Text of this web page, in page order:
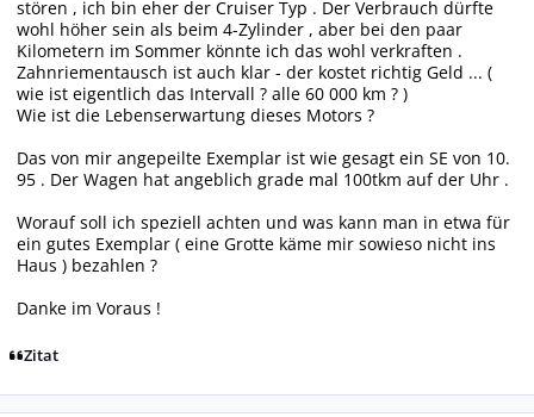
stören , ich bin eher der Cruiser Typ . Der Verbrauch dürfte
wohl höher sein als beim 4-Zylinder , aber bei den paar
Kilometern im Sommer könnte ich das wohl verkraften .
Zahnriementausch ist auch klar - der kostet richtig Geld ... (
wie ist eigentlich das Intervall ? alle 60 000 km ? )
Wie ist die Lebenserwartung dieses Motors ?
Das von mir angepeilte Exemplar ist wie gesagt ein SE von 10.
95 . Der Wagen hat angeblich grade mal 100tkm auf der Uhr .
Worauf soll ich speziell achten und was kann man in etwa für
ein gutes Exemplar ( eine Grotte käme mir sowieso nicht ins
Haus ) bezahlen ?
Danke im Voraus !
Zitat